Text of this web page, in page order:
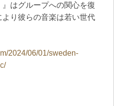
はグループへの関心を復
り彼らの音楽は若い世代
2024/06/01/sweden-